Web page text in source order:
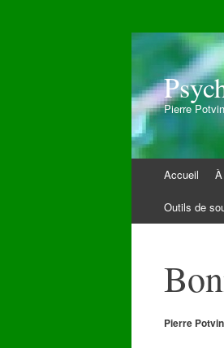
Pierre
contenu
Accueil
Outils de
Pierre Potvin